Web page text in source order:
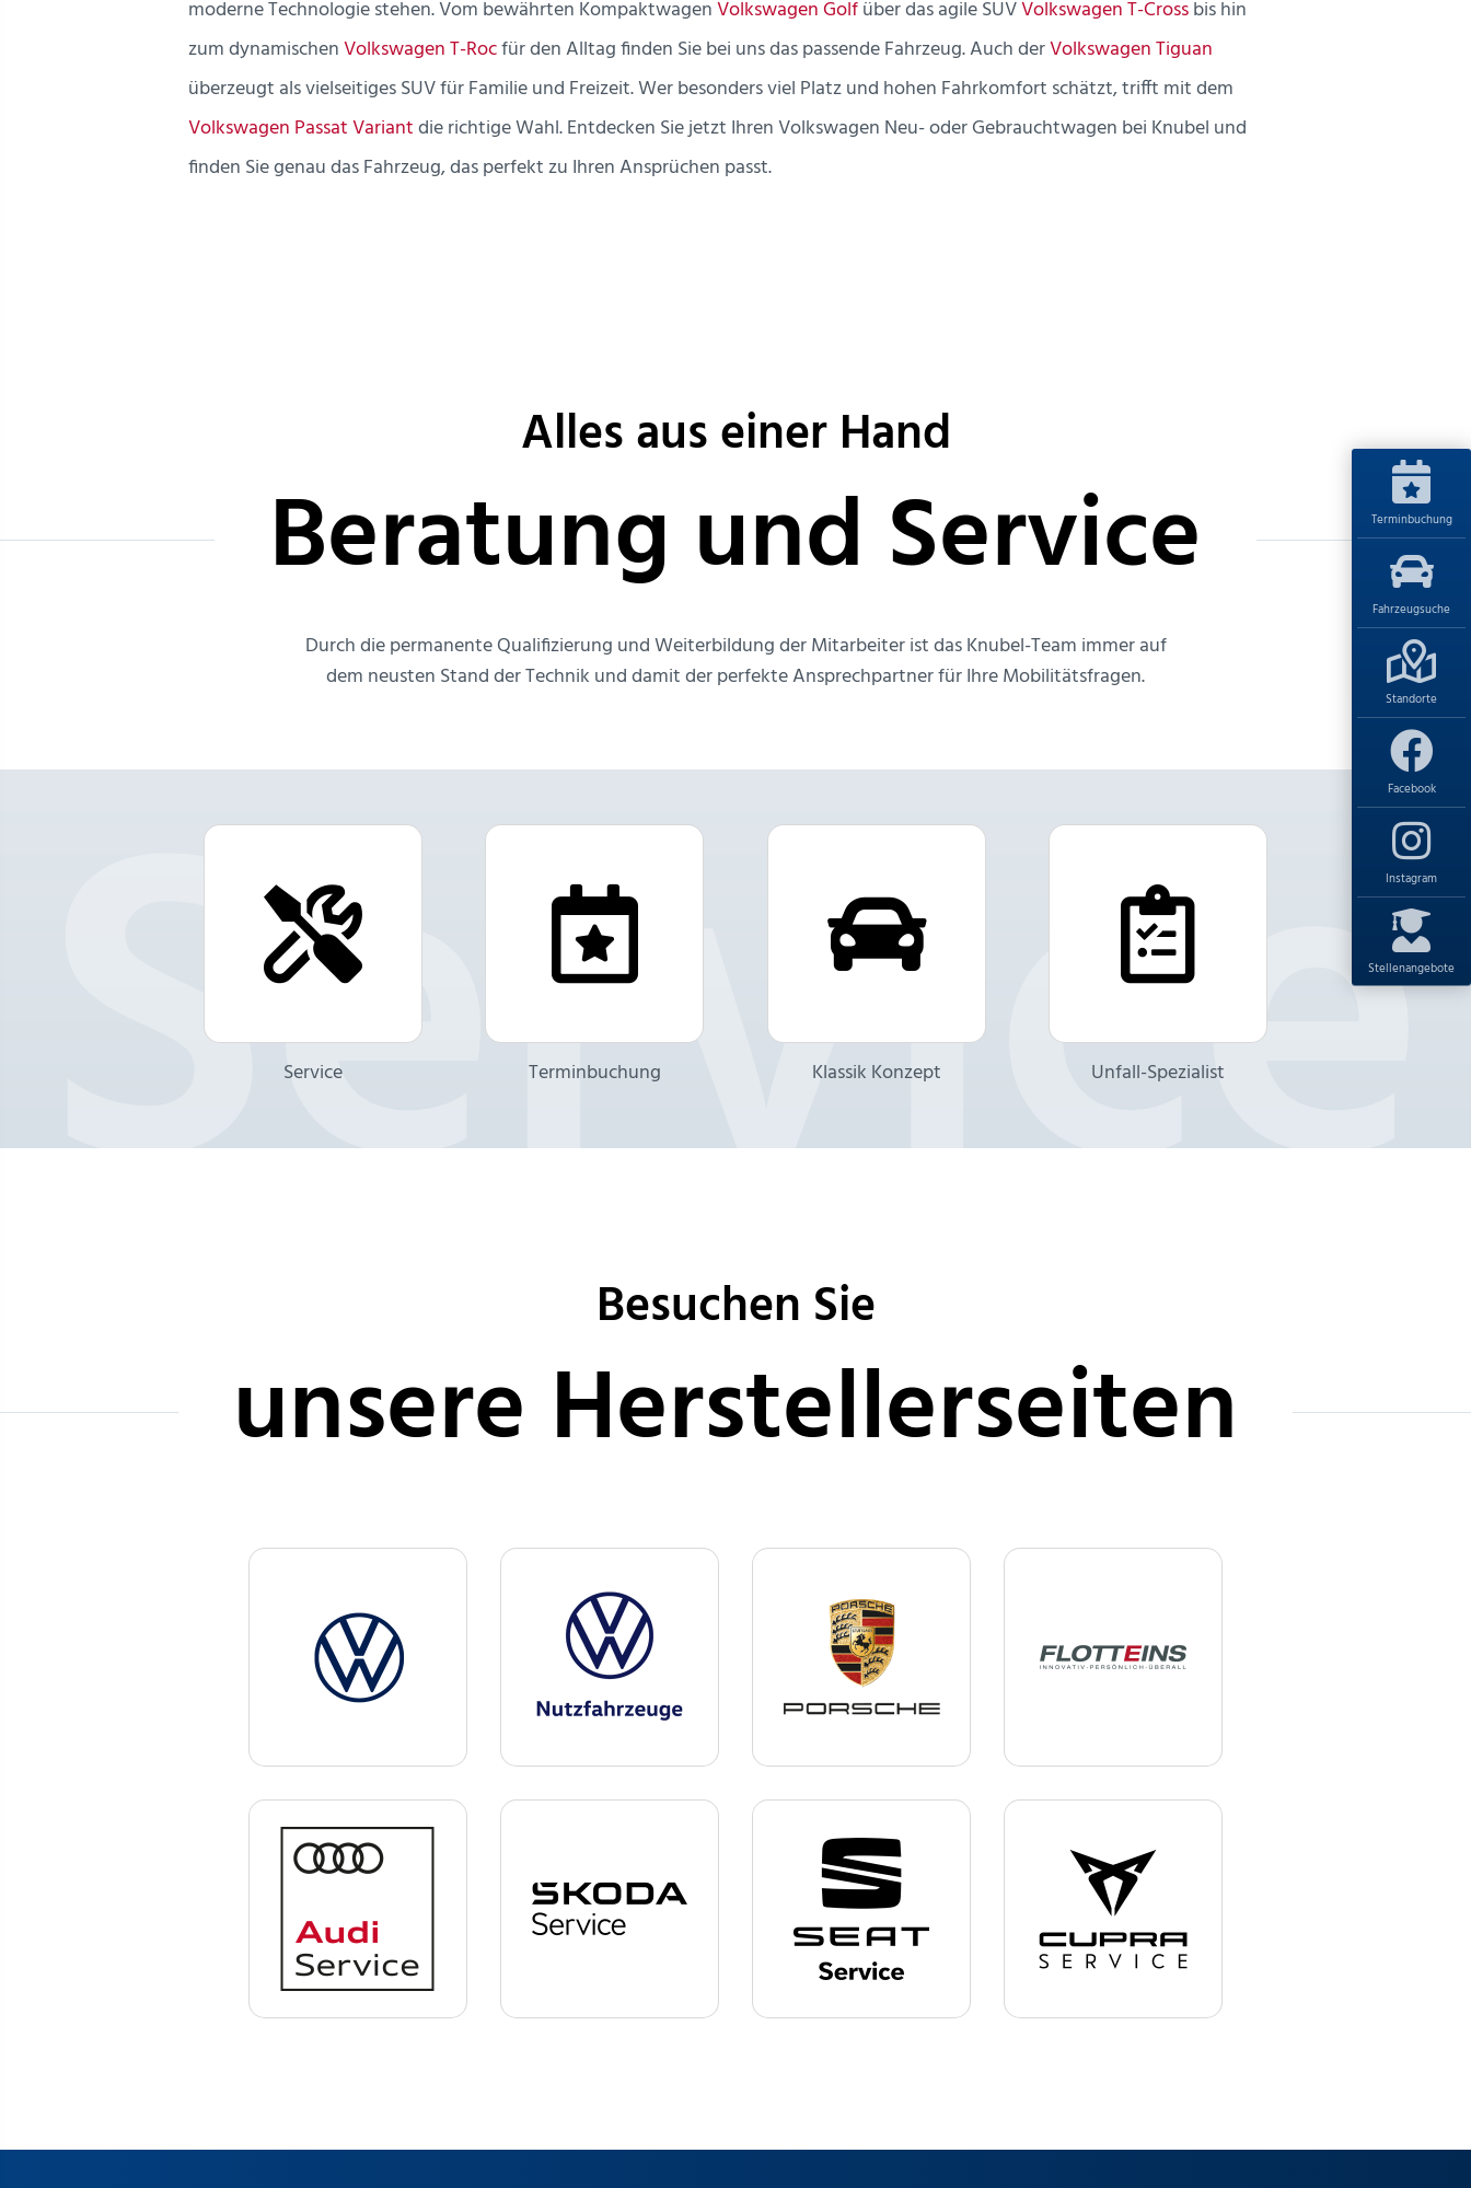
Terminbuchung
Fahrzeugsuche
Standorte
Facebook
Instagram
Stellenangebote
moderne Technologie stehen. Vom bewährten KompaktwagenVolkswagen Golfüber das agile SUVVolkswagen T-Crossbis hin
zum dynamischenVolkswagen T-Rocfür den Alltag finden Sie bei uns das passende Fahrzeug. Auch derVolkswagen Tiguan
überzeugt als vielseitiges SUV für Familie und Freizeit. Wer besonders viel Platz und hohen Fahrkomfort schätzt, trifft mit dem
Volkswagen Passat Variantdie richtige Wahl. Entdecken Sie jetzt Ihren Volkswagen Neu- oder Gebrauchtwagen bei Knubel und
finden Sie genau das Fahrzeug, das perfekt zu Ihren Ansprüchen passt.
Alles aus einer Hand
Beratung und Service
Durch die permanente Qualifizierung und Weiterbildung der Mitarbeiter ist das Knubel-Team immer auf
dem neusten Stand der Technik und damit der perfekte Ansprechpartner für Ihre Mobilitätsfragen.
Service Terminbuchung Klassik Konzept Unfall-Spezialist
Besuchen Sie
unsere Herstellerseiten